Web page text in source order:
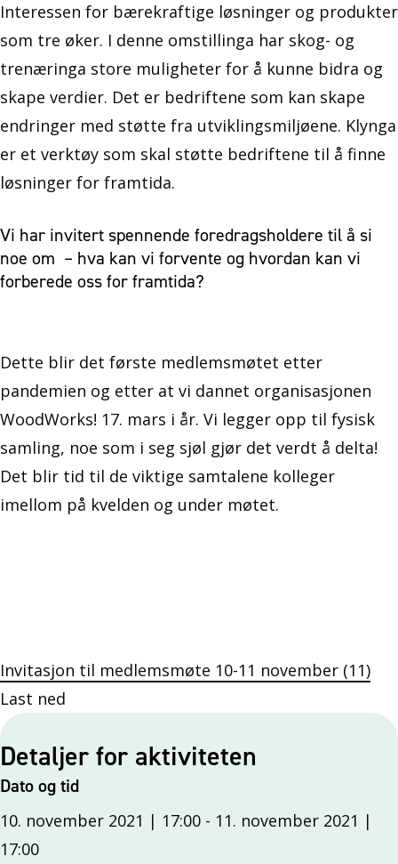
Interessen for bærekraftige løsninger og produkter
som tre øker. I denne omstillinga har skog- og
trenæringa store muligheter for å kunne bidra og
skape verdier. Det er bedriftene som kan skape
endringer med støtte fra utviklingsmiljøene. Klynga
er et verktøy som skal støtte bedriftene til å finne
løsninger for framtida.
Vi har invitert spennende foredragsholdere til å si
noe om – hva kan vi forvente og hvordan kan vi
forberede oss for framtida?
Dette blir det første medlemsmøtet etter
pandemien og etter at vi dannet organisasjonen
WoodWorks! 17. mars i år. Vi legger opp til fysisk
samling, noe som i seg sjøl gjør det verdt å delta!
Det blir tid til de viktige samtalene kolleger
imellom på kvelden og under møtet.
Invitasjon til medlemsmøte 10-11 november (11)
Last ned
Detaljer for aktiviteten
Dato og tid
10. november 2021 | 17:00 - 11. november 2021 |
17:00